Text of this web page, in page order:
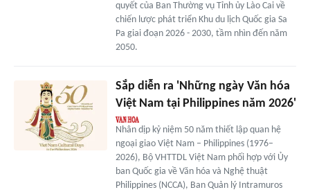
quyết của Ban Thường vụ Tỉnh ủy Lào Cai về
chiến lược phát triển Khu du lịch Quốc gia Sa
Pa giai đoạn 2026 - 2030, tầm nhìn đến năm
2050.
Sắp diễn ra 'Những ngày Văn hóa
Việt Nam tại Philippines năm 2026'
Nhân dịp kỷ niệm 50 năm thiết lập quan hệ
ngoại giao Việt Nam – Philippines (1976–
2026), Bộ VHTTDL Việt Nam phối hợp với Ủy
ban Quốc gia về Văn hóa và Nghệ thuật
Philippines (NCCA), Ban Quản lý Intramuros